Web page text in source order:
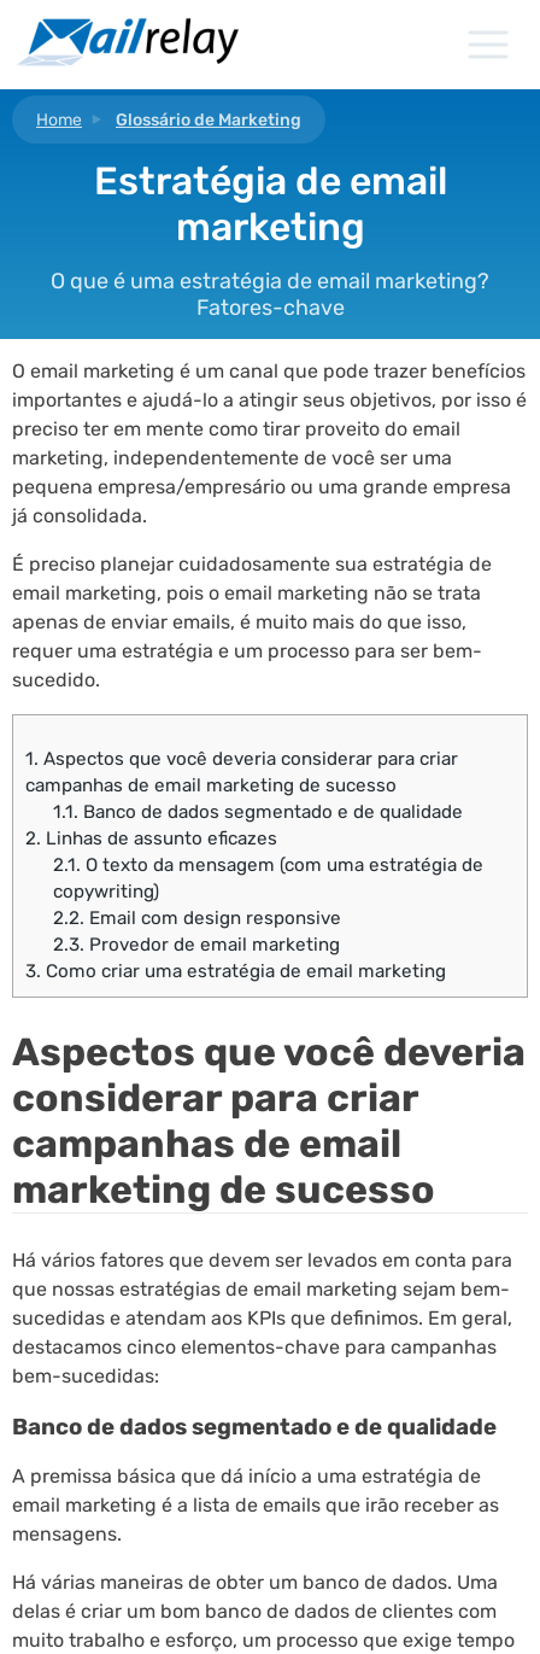
para
conteúdo
Home Glossário de Marketing
Estratégia de email
marketing
O que é uma estratégia de email marketing?
Fatores-chave
O email marketing é um canal que pode trazer benefícios
importantes e ajudá-lo a atingir seus objetivos, por isso é
preciso ter em mente como tirar proveito do email
marketing, independentemente de você ser uma
pequena empresa/empresário ou uma grande empresa
já consolidada.
É preciso planejar cuidadosamente sua estratégia de
email marketing, pois o email marketing não se trata
apenas de enviar emails, é muito mais do que isso,
requer uma estratégia e um processo para ser bem-
sucedido.
1. Aspectos que você deveria considerar para criar
campanhas de email marketing de sucesso
1.1. Banco de dados segmentado e de qualidade
2. Linhas de assunto eficazes
2.1. O texto da mensagem (com uma estratégia de
copywriting)
2.2. Email com design responsive
2.3. Provedor de email marketing
3. Como criar uma estratégia de email marketing
Aspectos que você deveria
considerar para criar
campanhas de email
marketing de sucesso
Há vários fatores que devem ser levados em conta para
que nossas estratégias de email marketing sejam bem-
sucedidas e atendam aos KPIs que definimos. Em geral,
destacamos cinco elementos-chave para campanhas
bem-sucedidas:
Banco de dados segmentado e de qualidade
A premissa básica que dá início a uma estratégia de
email marketing é a lista de emails que irão receber as
mensagens.
Há várias maneiras de obter um banco de dados. Uma
delas é criar um bom banco de dados de clientes com
muito trabalho e esforço, um processo que exige tempo